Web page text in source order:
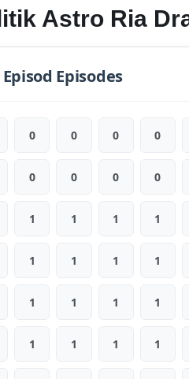
Astro Ria
Episodes
0 0 0 0
0 0 0 0
1 1 1 1
1 1 1 1
1 1 1 1
1 1 1 1